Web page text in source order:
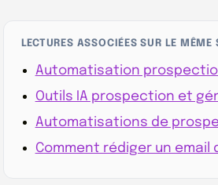
LECTURES ASSOCIÉES SUR LE MÊME
Automatisation
Outils IA prospection et
Automatisations de
Comment rédiger un email